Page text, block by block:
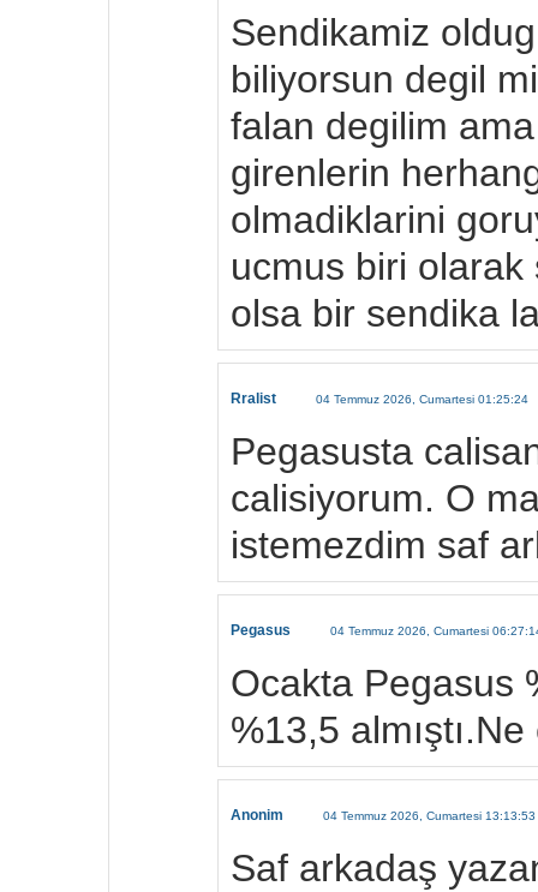
Sendikamiz
biliyorsun degil
falan degilim
girenlerin
olmadiklarini
ucmus biri
olsa bir sendika
Rralist 04 Temmuz 2026, Cumartesi 01:25:24
Pegasusta
calisiyorum. O
istemezdim saf
Pegasus 04 Temmuz 2026, Cumartesi
Ocakta Pegasus
%13,5
Anonim 04 Temmuz 2026, Cumartesi 13:13:53
Saf arkadaş